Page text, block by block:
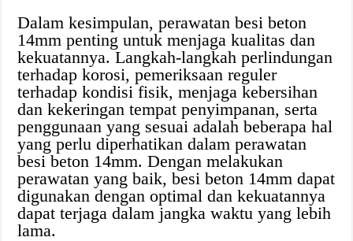
Dalam kesimpulan, perawatan besi beton
14mm penting untuk menjaga kualitas dan
kekuatannya. Langkah-langkah perlindungan
terhadap korosi, pemeriksaan reguler
terhadap kondisi fisik, menjaga kebersihan
dan kekeringan tempat penyimpanan, serta
penggunaan yang sesuai adalah beberapa hal
yang perlu diperhatikan dalam perawatan
besi beton 14mm. Dengan melakukan
perawatan yang baik, besi beton 14mm dapat
digunakan dengan optimal dan kekuatannya
dapat terjaga dalam jangka waktu yang lebih
lama.